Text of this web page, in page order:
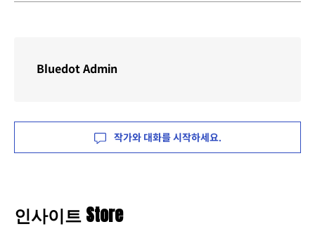
Bluedot Admin
작가와 대화를 시작하세요.
인사이트 Store